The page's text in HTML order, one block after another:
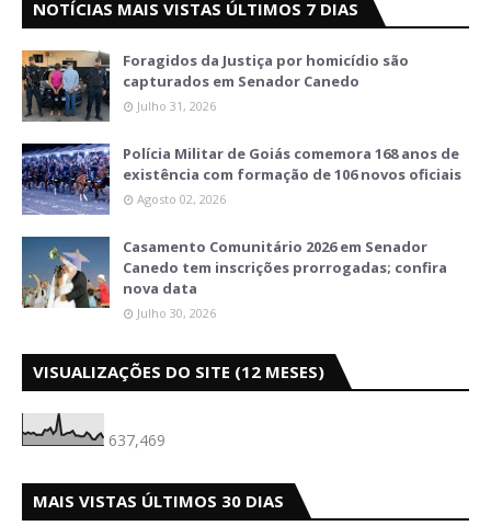
NOTÍCIAS MAIS VISTAS ÚLTIMOS 7 DIAS
Foragidos da Justiça por homicídio são
capturados em Senador Canedo
Julho 31, 2026
Polícia Militar de Goiás comemora 168 anos de
existência com formação de 106 novos oficiais
Agosto 02, 2026
Casamento Comunitário 2026 em Senador
Canedo tem inscrições prorrogadas; confira
nova data
Julho 30, 2026
VISUALIZAÇÕES DO SITE (12 MESES)
637,469
MAIS VISTAS ÚLTIMOS 30 DIAS